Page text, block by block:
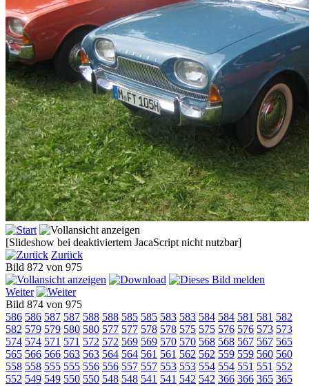
[Slideshow bei deaktiviertem JacaScript nicht nutzbar]
Zurück
Bild 872 von 975
Weiter
Bild 874 von 975
586 586 587 587 588 588 585 585 583 583 584 584 581 581 582
582 579 579 580 580 577 577 578 578 575 575 576 576 573 573
574 574 571 571 572 572 569 569 570 570 568 568 567 567 565
565 566 566 563 563 564 564 561 561 562 562 559 559 560 560
558 558 555 555 556 556 557 557 553 553 554 554 551 551 552
552 549 549 550 550 548 548 541 541 542 542 366 366 365 365